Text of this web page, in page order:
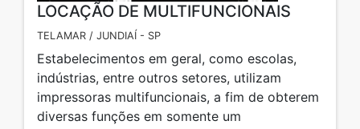
LOCAÇÃO DE MULTIFUNCIONAIS
TELAMAR / JUNDIAÍ - SP
Estabelecimentos em geral, como escolas,
indústrias, entre outros setores, utilizam
impressoras multifuncionais, a fim de obterem
diversas funções em somente um